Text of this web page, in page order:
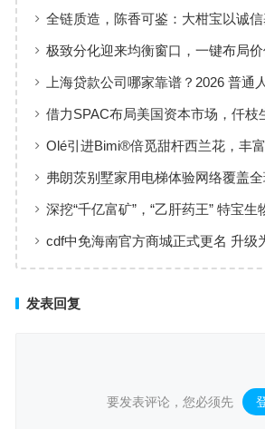
行添彩
全链质造，陈香可鉴：大柑宝以诚
准，定义新会陈皮高质量发展
极致分化迎来均衡窗口，一键布局
华夏火热开售
上海贷款公司哪家靠谱？2026 普通
工薪族借钱选择指南
借力SPAC布局美国资本市场，仟枝
黄金赛道
Olé引进Bimi®倍觅甜杆西兰花，丰
新选择
弗朗茨别墅家用电梯体验网络覆盖
实现高效服务响应
深挖“千亿富矿”，“乙肝药王” 特宝
床治愈
cdf中免海南官方商城正式更名 升级
发表回复
要发表评论，您必须先